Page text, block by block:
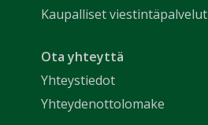
Kaupalliset viestintäpalvelut
Ota yhteyttä
Yhteystiedot
Yhteydenottolomake